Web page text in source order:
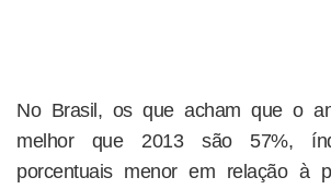
No Brasil, os que acham que o
melhor que 2013 são 57%,
porcentuais menor em relação à